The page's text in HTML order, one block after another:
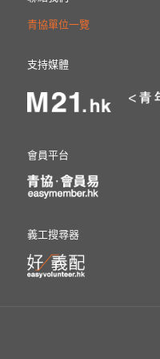
青協單位一覽
支持媒體
會員平台
義工搜尋器